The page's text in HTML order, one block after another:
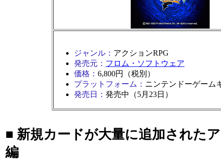
ジャンル： アクションRPG
発売元： フロム・ソフトウェア
価格： 6,800円（税別）
プラットフォーム： ニンテンドーゲーム
発売日： 発売中（5月23日）
■ 新規カードが大量に追加された
編